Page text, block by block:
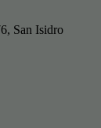
San Isidro